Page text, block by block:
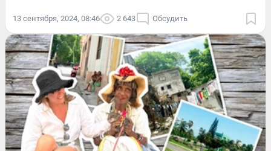
13 сентября, 2024, 08:46 2 643 Обсудить